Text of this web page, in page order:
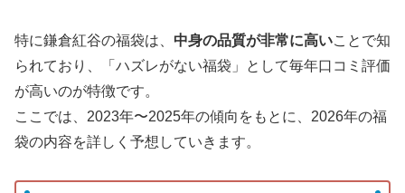
特に鎌倉紅谷の福袋は、 中身の品質が非常に高いことで知
られており、「ハズレがない福袋」として毎年口コミ評価
が高いのが特徴です。
ここでは、2023年〜2025年の傾向をもとに、2026年の福
袋の内容を詳しく予想していきます。